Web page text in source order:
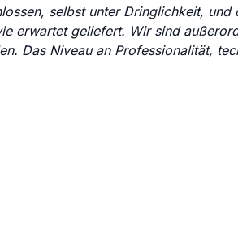
selbst unter Dringlichkeit, und
erwartet geliefert. Wir sind
Das Niveau an Professionalität,